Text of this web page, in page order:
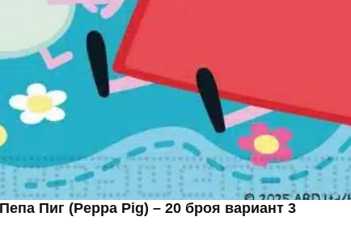
Пиг (Peppa Pig) – 20 броя вариант 3